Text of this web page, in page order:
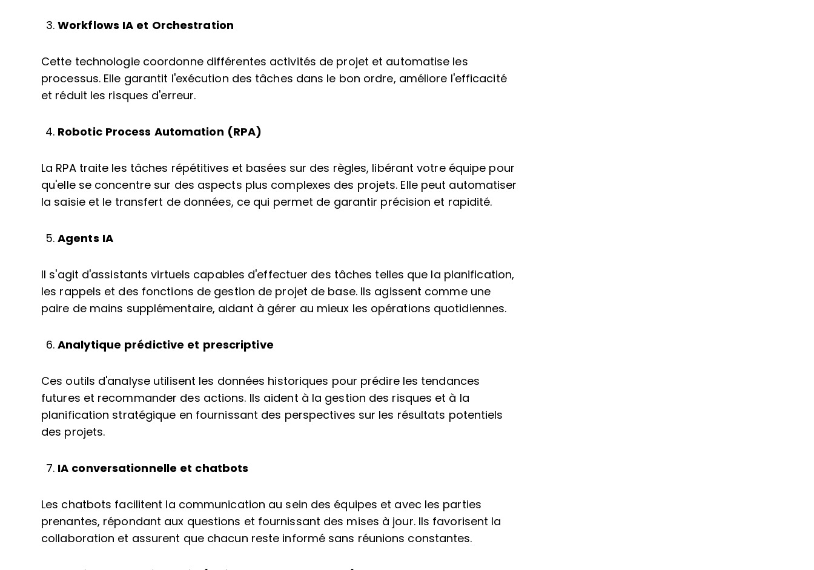
Workflows IA et Orchestration
Cette technologie coordonne différentes activités de projet et automatise les
processus. Elle garantit l'exécution des tâches dans le bon ordre, améliore l'efficacité
et réduit les risques d'erreur.
Robotic Process Automation (RPA)
La RPA traite les tâches répétitives et basées sur des règles, libérant votre équipe pour
qu'elle se concentre sur des aspects plus complexes des projets. Elle peut automatiser
la saisie et le transfert de données, ce qui permet de garantir précision et rapidité.
Agents IA
Il s'agit d'assistants virtuels capables d'effectuer des tâches telles que la planification,
les rappels et des fonctions de gestion de projet de base. Ils agissent comme une
paire de mains supplémentaire, aidant à gérer au mieux les opérations quotidiennes.
Analytique prédictive et prescriptive
Ces outils d'analyse utilisent les données historiques pour prédire les tendances
futures et recommander des actions. Ils aident à la gestion des risques et à la
planification stratégique en fournissant des perspectives sur les résultats potentiels
des projets.
IA conversationnelle et chatbots
Les chatbots facilitent la communication au sein des équipes et avec les parties
prenantes, répondant aux questions et fournissant des mises à jour. Ils favorisent la
collaboration et assurent que chacun reste informé sans réunions constantes.